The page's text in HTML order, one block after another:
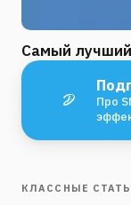
Самый лучший
Про
КЛАССНЫЕ